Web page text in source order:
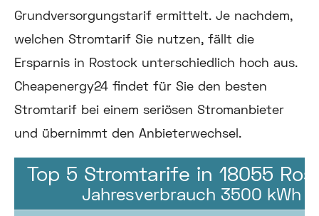
Grundversorgungstarif ermittelt. Je nachdem,
welchen Stromtarif Sie nutzen, fällt die
Ersparnis in Rostock unterschiedlich hoch aus.
Cheapenergy24 findet für Sie den besten
Stromtarif bei einem seriösen Stromanbieter
und übernimmt den Anbieterwechsel.
Top 5 Stromtarife in 18055
Jahresverbrauch 3500 kWh